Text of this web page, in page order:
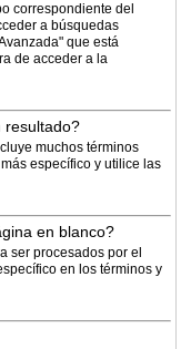
correspondiente del
a búsquedas
que está
de acceder a la
resultado?
muchos términos
específico y utilice las
en blanco?
ser procesados por el
en los términos y